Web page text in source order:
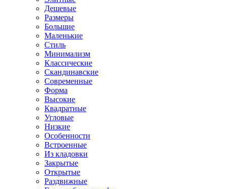
Дешевые
Размеры
Большие
Маленькие
Стиль
Минимализм
Классические
Скандинавские
Современные
Форма
Высокие
Квадратные
Угловые
Низкие
Особенности
Встроенные
Из кладовки
Закрытые
Открытые
Раздвижные